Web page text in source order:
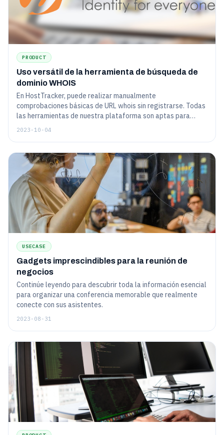
PRODUCT
Uso versátil de la herramienta de búsqueda de
dominio WHOIS
En HostTracker, puede realizar manualmente
comprobaciones básicas de URL whois sin registrarse. Todas
las herramientas de nuestra plataforma son aptas para
principiantes y fáciles de usar.
2023-10-04
USECASE
Gadgets imprescindibles para la reunión de
negocios
Continúe leyendo para descubrir toda la información esencial
para organizar una conferencia memorable que realmente
conecte con sus asistentes.
2023-08-31